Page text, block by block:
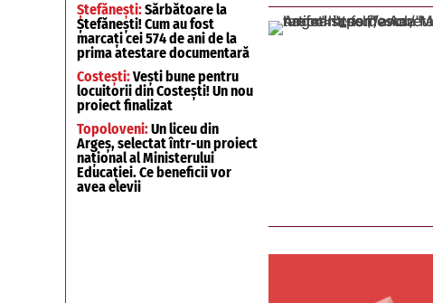
Ștefănești:Sărbătoare la
Ștefănești! Cum au fost
marcați cei 574 de ani de la
prima atestare documentară
Costești:Vești bune pentru
locuitorii din Costești! Un nou
proiect finalizat
Topoloveni:Un liceu din
Argeș, selectat într-un proiect
național al Ministerului
Educației. Ce beneficii vor
avea elevii